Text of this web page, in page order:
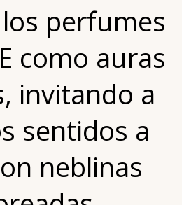
perfumes
como auras
invitando a
sentidos a
neblinas